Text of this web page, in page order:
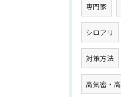
専門家
シロアリ
対策方法
高気密・